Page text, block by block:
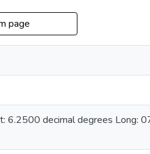
page
6.2500 decimal degrees Long: